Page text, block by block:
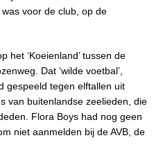
voor de club, op de
het ‘Koeienland’ tussen de
Dat ‘wilde voetbal’,
gespeeld tegen elftallen uit
van buitenlandse zeelieden, die
Flora Boys had nog geen
niet aanmelden bij de AVB, de